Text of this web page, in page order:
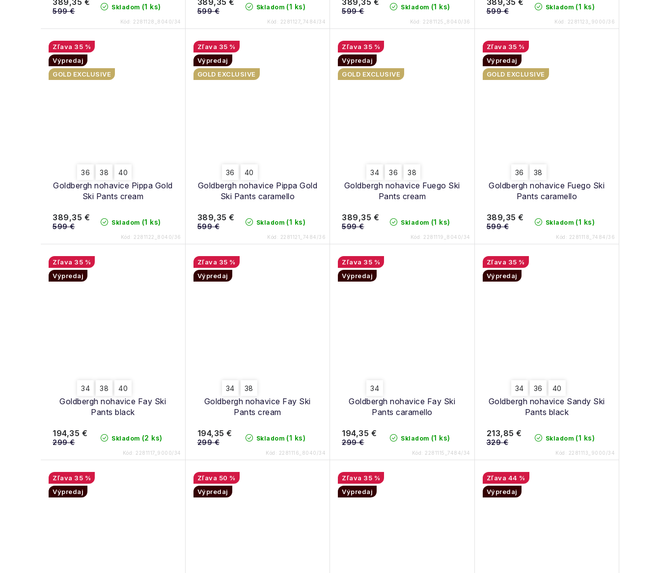
Skladom (1 ks)
599 €
Kód: 2281128_8040/34
Skladom (1 ks)
599 €
Kód: 2281127_7484/34
Skladom (1 ks)
599 €
Kód: 2281125_8040/36
Skladom (1 ks)
599 €
Kód: 2281123_9000/36
Goldbergh nohavice Pippa Gold
Ski Pants cream
35 %
Výpredaj
GOLD EXCLUSIVE
36 38 40
Skladom (1 ks)
389,35 €
599 €
Kód: 2281122_8040/36
Goldbergh nohavice Pippa Gold
Ski Pants caramello
35 %
Výpredaj
GOLD EXCLUSIVE
36 40
Skladom (1 ks)
389,35 €
599 €
Kód: 2281121_7484/36
Goldbergh nohavice Fuego Ski
Pants cream
35 %
Výpredaj
GOLD EXCLUSIVE
34 36 38
Skladom (1 ks)
389,35 €
599 €
Kód: 2281119_8040/34
Goldbergh nohavice Fuego Ski
Pants caramello
35 %
Výpredaj
GOLD EXCLUSIVE
36 38
Skladom (1 ks)
389,35 €
599 €
Kód: 2281118_7484/36
Goldbergh nohavice Fay Ski
Pants black
35 %
Výpredaj
34 38 40
Skladom (2 ks)
194,35 €
299 €
Kód: 2281117_9000/34
Goldbergh nohavice Fay Ski
Pants cream
35 %
Výpredaj
34 38
Skladom (1 ks)
194,35 €
299 €
Kód: 2281116_8040/34
Goldbergh nohavice Fay Ski
Pants caramello
35 %
Výpredaj
34
Skladom (1 ks)
194,35 €
299 €
Kód: 2281115_7484/34
Goldbergh nohavice Sandy Ski
Pants black
35 %
Výpredaj
34 36 40
Skladom (1 ks)
213,85 €
329 €
Kód: 2281113_9000/34
35 %
Výpredaj
50 %
Výpredaj
35 %
Výpredaj
44 %
Výpredaj